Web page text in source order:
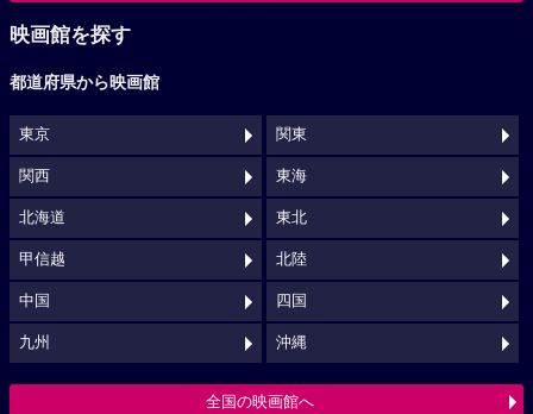
映画館を探す
都道府県から映画館
東京 関東
関西 東海
北海道 東北
甲信越 北陸
中国 四国
九州 沖縄
全国の映画館へ